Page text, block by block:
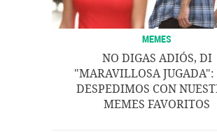
MEMES
NO DIGAS ADIÓS, DI
"MARAVILLOSA JUGADA":
DESPEDIMOS CON
MEMES FAVORITOS